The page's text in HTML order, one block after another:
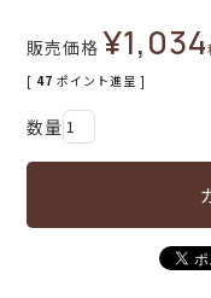
販売価格 ¥1,034
[ 47 ポイント進呈 ]